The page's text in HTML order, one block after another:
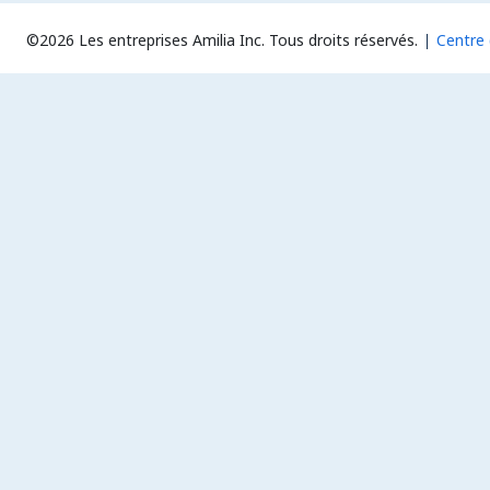
©2026 Les entreprises Amilia Inc. Tous droits réservés. Centre